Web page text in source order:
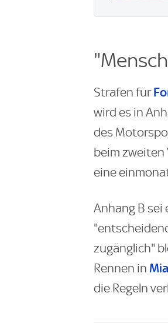
Strafen für
wird es in
des
beim
eine
Anhang B
zugänglich"
Rennen in
die Regeln